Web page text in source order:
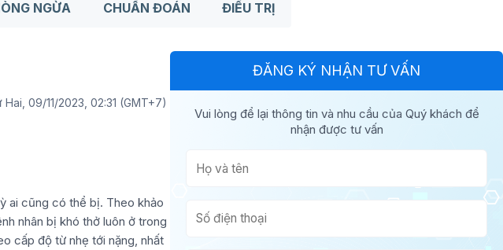
NGỪA CHUẨN ĐOÁN ĐIỀU TRỊ
Hai, 09/11/2023, 02:31 (GMT+7)
ai cũng có thể bị. Theo khảo
nhân bị khó thở luôn ở trong
cấp độ từ nhẹ tới nặng, nhất
ĐĂNG KÝ NHẬN TƯ VẤN
Vui lòng để lại thông tin và nhu cầu của Quý khách để
nhận được tư vấn